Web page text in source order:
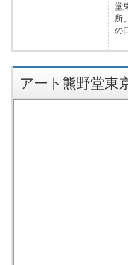
堂
所
の
アート熊野堂東